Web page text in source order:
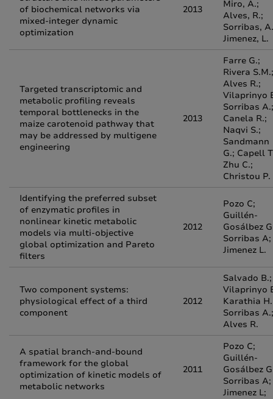
of biochemical networks via
mixed-integer dynamic
optimization
2013
Miro, A.;
Alves, R.;
Sorribas,
Jimenez, L.
Targeted transcriptomic and
metabolic profiling reveals
temporal bottlenecks in the
maize carotenoid pathway that
may be addressed by multigene
engineering
2013
Farre G.;
Rivera S.M.;
Alves R.;
Vilaprinyo
Sorribas A.;
Canela R.;
Naqvi S.;
Sandmann
G.; Capell
Zhu C.;
Christou P.
Identifying the preferred subset
of enzymatic profiles in
nonlinear kinetic metabolic
models via multi-objective
global optimization and Pareto
filters
2012
Pozo C;
Guillén-
Gosálbez
Sorribas A;
Jimenez L.
Two component systems:
physiological effect of a third
component
2012
Salvado B.;
Vilaprinyo
Karathia
Sorribas A.;
Alves R.
A spatial branch-and-bound
framework for the global
optimization of kinetic models of
metabolic networks
2011
Pozo C;
Guillén-
Gosálbez
Sorribas A;
Jimenez L;